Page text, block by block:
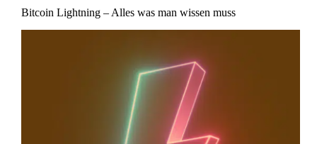
Bitcoin Lightning – Alles was man wissen muss